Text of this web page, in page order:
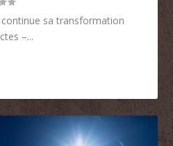
sa transformation
–...